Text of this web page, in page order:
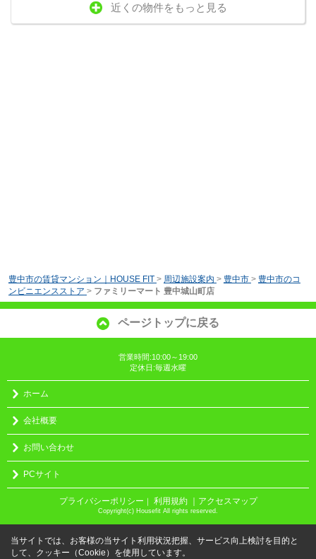
近くの物件をもっと見る
豊中市の賃貸マンション｜HOUSE FIT > 周辺施設案内 > 豊中市 > 豊中市のコ
ンビニエンスストア > ファミリーマート 豊中城山町店
ページトップに戻る
営業時間:10:00～19:00
定休日:毎週水曜
ホーム
会社概要
お問い合わせ
PCサイト
プライバシーポリシー ｜ 利用規約 ｜アクセスマップ
Copyright(c) Housefit All rights reserved.
当サイトでは、お客様の当サイト利用状況把握、サービス向上検討を目的と
して、クッキー（Cookie）を使用しています。